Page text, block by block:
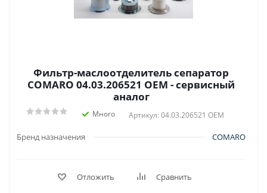
Фильтр-маслоотделитель сепаратор
COMARO 04.03.206521 OEM - сервисный
аналог
Много Артикул: 04.03.206521 OEM
Бренд назначения COMARO
Отложить Сравнить